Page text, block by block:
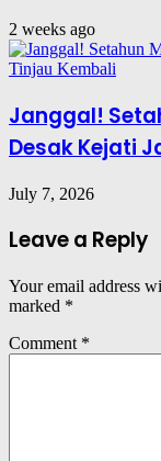
2 weeks ago
Janggal!
Desak Kejati
July 7, 2026
Leave a Reply
Your email address
marked *
Comment *